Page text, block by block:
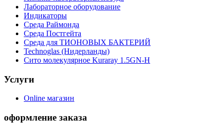
Лабораторное оборудование
Индикаторы
Среда Раймонда
Среда Постгейта
Среда для ТИОНОВЫХ БАКТЕРИЙ
Technoglas (Нидерланды)
Сито молекулярное Kuraray 1.5GN-H
Услуги
Online магазин
оформление заказа